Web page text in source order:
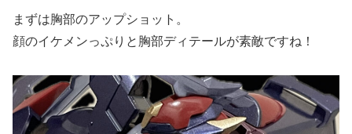
まずは胸部のアップショット。
顔のイケメンっぷりと胸部ディテールが素敵ですね！